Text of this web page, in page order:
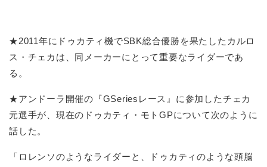
★2011年にドゥカティ機でSBK総合優勝を果たしたカルロ
ス・チェカは、同メーカーにとって重要なライダーであ
る。
★アンドーラ開催の『GSeriesレース』に参加したチェカ
元選手が、現在のドゥカティ・モトGPについて次のように
話した。
「ロレンソのようなライダーと、ドゥカティのような頭脳